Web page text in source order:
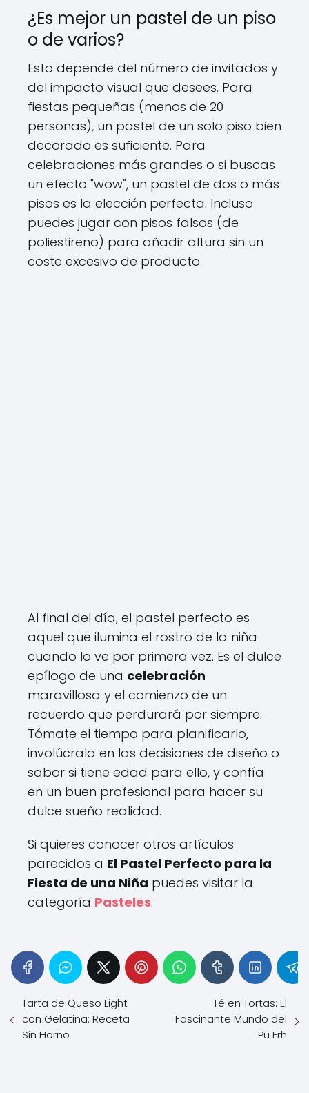
¿Es mejor un pastel de un piso
o de varios?
Esto depende del número de invitados y
del impacto visual que desees. Para
fiestas pequeñas (menos de 20
personas), un pastel de un solo piso bien
decorado es suficiente. Para
celebraciones más grandes o si buscas
un efecto "wow", un pastel de dos o más
pisos es la elección perfecta. Incluso
puedes jugar con pisos falsos (de
poliestireno) para añadir altura sin un
coste excesivo de producto.
Al final del día, el pastel perfecto es
aquel que ilumina el rostro de la niña
cuando lo ve por primera vez. Es el dulce
epílogo de una celebración
maravillosa y el comienzo de un
recuerdo que perdurará por siempre.
Tómate el tiempo para planificarlo,
involúcrala en las decisiones de diseño o
sabor si tiene edad para ello, y confía
en un buen profesional para hacer su
dulce sueño realidad.
Si quieres conocer otros artículos
parecidos a El Pastel Perfecto para la
Fiesta de una Niña puedes visitar la
categoría Pasteles.
Tarta de Queso Light
con Gelatina: Receta
Sin Horno
Té en Tortas: El
Fascinante Mundo del
Pu Erh